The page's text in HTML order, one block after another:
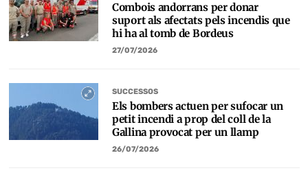
Combois andorrans per donar
suport als afectats pels incendis que
hi ha al tomb de Bordeus
27/07/2026
SUCCESSOS
Els bombers actuen per sufocar un
petit incendi a prop del coll de la
Gallina provocat per un llamp
26/07/2026